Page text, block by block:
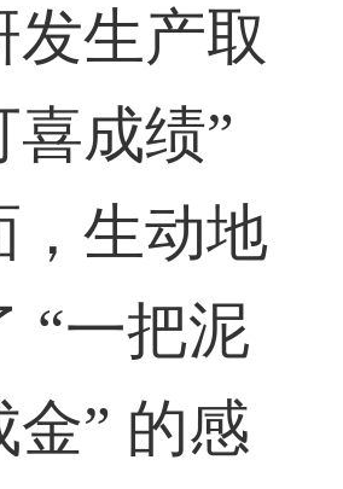
发生产取
喜成绩”
，生动地
“一把泥
金” 的感